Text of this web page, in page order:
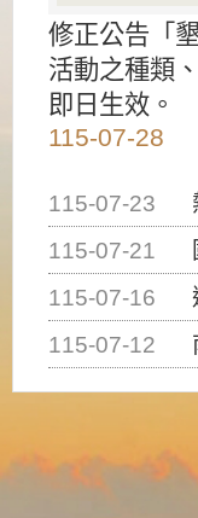
修正公告「
活動之種類
即日生效。
115-07-28
115-07-23
115-07-21
115-07-16
115-07-12